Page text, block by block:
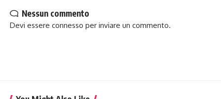
Nessun commento
Devi essere connesso per inviare un commento.